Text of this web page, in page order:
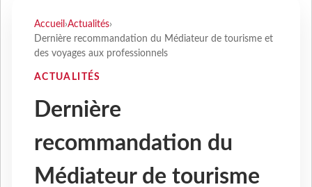
Accueil ›Actualités›
Dernière recommandation du Médiateur de tourisme et
des voyages aux professionnels
ACTUALITÉS
Dernière
recommandation du
Médiateur de tourisme